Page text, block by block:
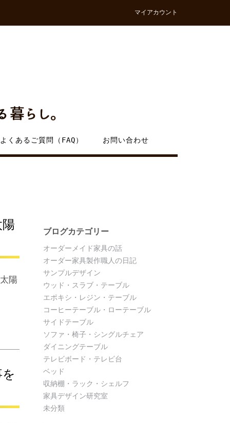
マイアカウント
よくあるご質問（FAQ） お問い合わせ
陽
ブログカテゴリー
オーダーメイド家具の話
オーダー家具製作職人の日記
サンプルデザイン
ウッド・スラブ・テーブル
エポキシ・レジン・テーブル
コーヒーテーブル・ローテーブル
サイドテーブル
ソファ・椅子・シングルチェア
ダイニングテーブル
テレビボード・テレビ台
ベッド
収納棚・ラック・シェルフ
家具デザイン研究室
未分類